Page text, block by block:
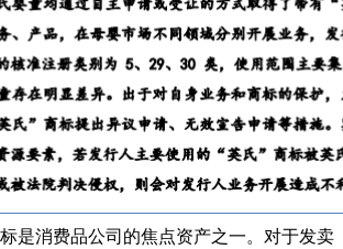
是消费品公司的焦点资产之一。对于发卖